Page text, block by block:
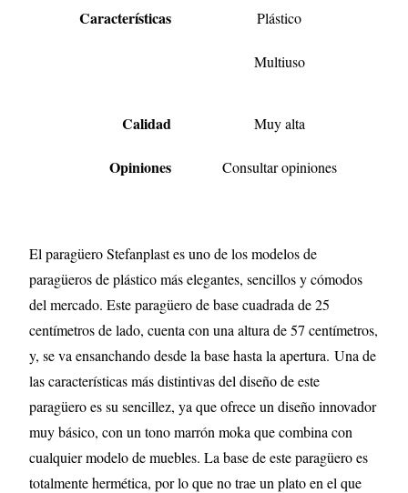
Características Plástico
Multiuso
Calidad Muy alta
Opiniones Consultar opiniones
El paragüero Stefanplast es uno de los modelos de
paragüeros de plástico más elegantes, sencillos y cómodos
del mercado. Este paragüero de base cuadrada de 25
centímetros de lado, cuenta con una altura de 57 centímetros,
y, se va ensanchando desde la base hasta la apertura. Una de
las características más distintivas del diseño de este
paragüero es su sencillez, ya que ofrece un diseño innovador
muy básico, con un tono marrón moka que combina con
cualquier modelo de muebles. La base de este paragüero es
totalmente hermética, por lo que no trae un plato en el que